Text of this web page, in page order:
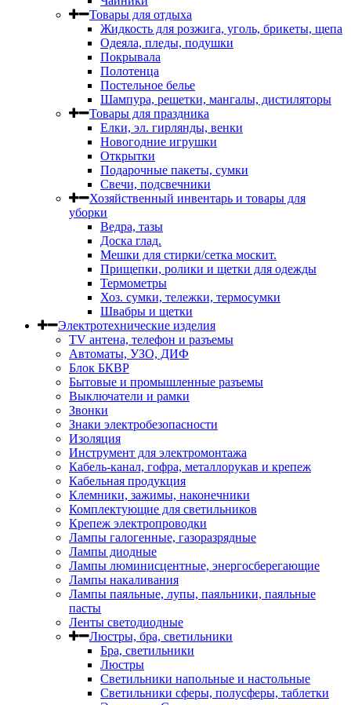
Товары для отдыха
Жидкость для розжига, уголь, брикеты, щепа
Одеяла, пледы, подушки
Покрывала
Полотенца
Постельное белье
Шампура, решетки, мангалы, дистиляторы
Товары для праздника
Елки, эл. гирлянды, венки
Новогодние игрушки
Открытки
Подарочные пакеты, сумки
Свечи, подсвечники
Хозяйственный инвентарь и товары для
уборки
Ведра, тазы
Доска глад.
Мешки для стирки/сетка москит.
Прищепки, ролики и щетки для одежды
Термометры
Хоз. сумки, тележки, термосумки
Швабры и щетки
Электротехнические изделия
TV aнтена, телефон и разъемы
Автоматы, УЗО, ДИФ
Блок БКВР
Бытовые и промышленные разъемы
Выключатели и рамки
Звонки
Знаки электробезопасности
Изоляция
Инструмент для электромонтажа
Кабель-канал, гофра, металлорукав и крепеж
Кабельная продукция
Клемники, зажимы, наконечники
Комплектующие для светильников
Крепеж электропроводки
Лампы галогенные, газоразрядные
Лампы диодные
Лампы люминисцентные, энергосберегающие
Лампы накаливания
Лампы паяльные, лупы, паяльники, паяльные
пасты
Ленты светодиодные
Люстры, бра, светильники
Бра, светильники
Люстры
Светильники напольные и настольные
Светильники сферы, полусферы, таблетки